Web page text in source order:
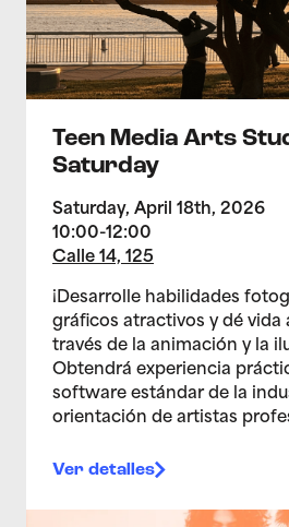
Teen Media Arts
Saturday
Saturday, April 18th, 2026
10:00-12:00
Calle 14, 125
¡Desarrolle habilidades
gráficos atractivos y dé vida
través de la animación y la
Obtendrá experiencia
software estándar de la
orientación de artistas
Ver detalles
>Estudio de artes multimedia